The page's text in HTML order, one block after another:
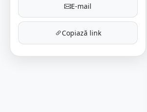
E-mail
Copiază link